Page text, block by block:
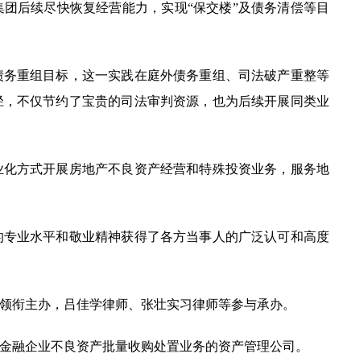
后续尽快恢复经营能力，实现“保交楼”及债务清偿等目
重组目标，这一实践在庭外债务重组、司法破产重整等
不仅节约了宝贵的司法审判资源，也为后续开展同类业
方式开展房地产不良资产经营和特殊投资业务，服务地
业水平和敬业精神获得了各方当事人的广泛认可和高度
主办，吕佳学律师、张壮实习律师等参与承办。
企业不良资产批量收购处置业务的资产管理公司。